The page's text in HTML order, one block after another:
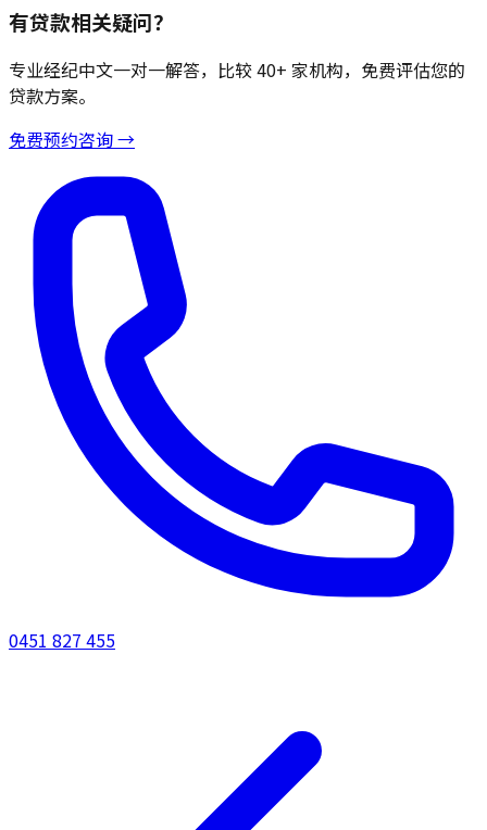
有贷款相关疑问？
专业经纪中文一对一解答，比较 40+ 家机构，免费评估您的
贷款方案。
免费预约咨询 →
0451 827 455